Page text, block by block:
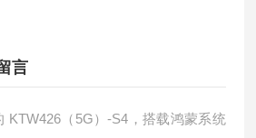
言
KTW426（ 5G）-S4 ，搭载鸿蒙系统